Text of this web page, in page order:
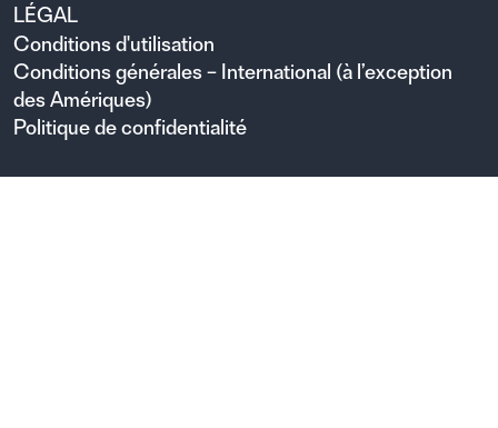
LÉGAL
Conditions d'utilisation
Conditions générales – International (à l’exception
des Amériques)
Politique de confidentialité